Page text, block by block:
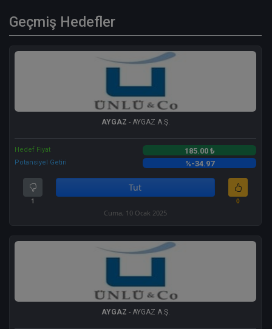
Geçmiş Hedefler
AYGAZ - AYGAZ A.Ş.
Hedef Fiyat 185.00 ₺
Potansiyel Getiri %-34.97
1
Tut
0
Cuma, 10 Ocak 2025
AYGAZ - AYGAZ A.Ş.